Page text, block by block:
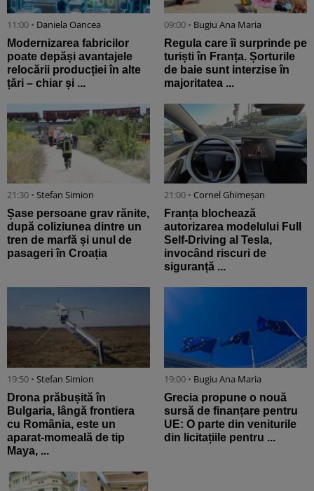
11:00 • Daniela Oancea
Modernizarea fabricilor
poate depăși avantajele
relocării producției în alte
țări – chiar și ...
09:00 • Bugiu ⁠Ana Maria
Regula care îi surprinde pe
turiști în Franța. Șorturile
de baie sunt interzise în
majoritatea ...
21:30 • Stefan Simion
Șase persoane grav rănite,
după coliziunea dintre un
tren de marfă și unul de
pasageri în Croația
21:00 • Cornel Ghimeșan
Franța blochează
autorizarea modelului Full
Self-Driving al Tesla,
invocând riscuri de
siguranță ...
19:50 • Stefan Simion
Drona prăbușită în
Bulgaria, lângă frontiera
cu România, este un
aparat-momeală de tip
Maya, ...
19:00 • Bugiu ⁠Ana Maria
Grecia propune o nouă
sursă de finanțare pentru
UE: O parte din veniturile
din licitațiile pentru ...